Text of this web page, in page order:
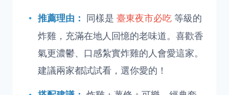
推薦理由： 同樣是 臺東夜市必吃等級的
炸雞，充滿在地人回憶的老味道。喜歡香
氣更濃鬱、口感紮實炸雞的人會愛這家。
建議兩家都試試看，選你愛的！